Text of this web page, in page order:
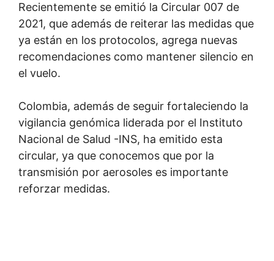
Recientemente se emitió la Circular 007 de
2021, que además de reiterar las medidas que
ya están en los protocolos, agrega nuevas
recomendaciones como mantener silencio en
el vuelo.
Colombia, además de seguir fortaleciendo la
vigilancia genómica liderada por el Instituto
Nacional de Salud -INS, ha emitido esta
circular, ya que conocemos que por la
transmisión por aerosoles es importante
reforzar medidas.